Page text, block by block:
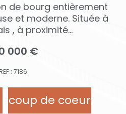
de bourg entièrement
et moderne. Située à
, à proximité...
000 €
: 7186
coup de coeur